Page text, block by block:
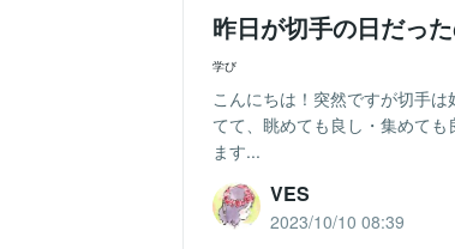
昨日が切手の日だっ
学び
こんにちは！突然ですが切手
てて、眺めても良し・集めて
ます...
VES
2023/10/10 08:39